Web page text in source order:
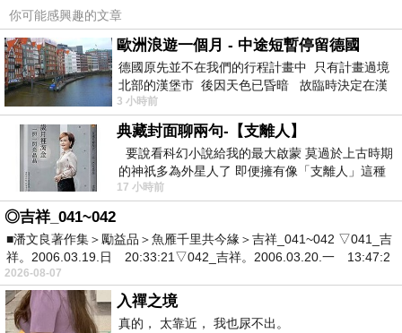
你可能感興趣的文章
歐洲浪遊一個月 - 中途短暫停留德國
德國原先並不在我們的行程計畫中 只有計畫過境
北部的漢堡市 後因天色已昏暗 故臨時決定在漢
堡市吃晚餐和過夜
3 小時前
典藏封面聊兩句-【支離人】
要說看科幻小說給我的最大啟蒙 莫過於上古時期
的神祇多為外星人了 即便擁有像「支離人」這種
驚世駭俗的神通法門 也未必讀
17 小時前
◎吉祥_041~042
■潘文良著作集＞勵益品＞魚雁千里共今緣＞吉祥_041~042 ▽041_吉
祥。2006.03.19.日 20:33:21▽042_吉祥。2006.03.20.一 13:47:2
2026-08-07
入禪之境
真的， 太靠近， 我也尿不出。